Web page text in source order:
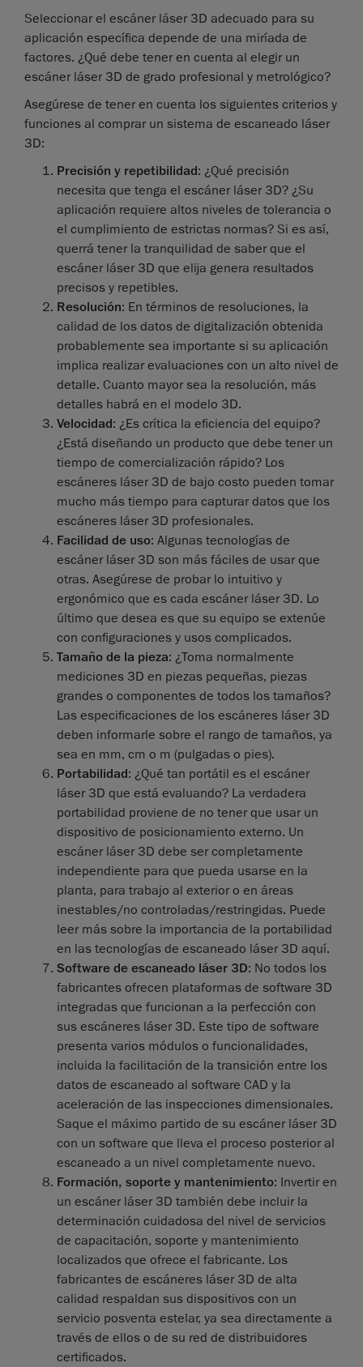
Seleccionar el escáner láser 3D adecuado para su
aplicación específica depende de una miríada de
factores. ¿Qué debe tener en cuenta al elegir un
escáner láser 3D de grado profesional y metrológico?
Asegúrese de tener en cuenta los siguientes criterios y
funciones al comprar un sistema de escaneado láser
3D:
Precisión y repetibilidad: ¿Qué precisión
necesita que tenga el escáner láser 3D? ¿Su
aplicación requiere altos niveles de tolerancia o
el cumplimiento de estrictas normas? Si es así,
querrá tener la tranquilidad de saber que el
escáner láser 3D que elija genera resultados
precisos y repetibles.
Resolución: En términos de resoluciones, la
calidad de los datos de digitalización obtenida
probablemente sea importante si su aplicación
implica realizar evaluaciones con un alto nivel de
detalle. Cuanto mayor sea la resolución, más
detalles habrá en el modelo 3D.
Velocidad: ¿Es crítica la eficiencia del equipo?
¿Está diseñando un producto que debe tener un
tiempo de comercialización rápido? Los
escáneres láser 3D de bajo costo pueden tomar
mucho más tiempo para capturar datos que los
escáneres láser 3D profesionales.
Facilidad de uso: Algunas tecnologías de
escáner láser 3D son más fáciles de usar que
otras. Asegúrese de probar lo intuitivo y
ergonómico que es cada escáner láser 3D. Lo
último que desea es que su equipo se extenúe
con configuraciones y usos complicados.
Tamaño de la pieza: ¿Toma normalmente
mediciones 3D en piezas pequeñas, piezas
grandes o componentes de todos los tamaños?
Las especificaciones de los escáneres láser 3D
deben informarle sobre el rango de tamaños, ya
sea en mm, cm o m (pulgadas o pies).
Portabilidad: ¿Qué tan portátil es el escáner
láser 3D que está evaluando? La verdadera
portabilidad proviene de no tener que usar un
dispositivo de posicionamiento externo. Un
escáner láser 3D debe ser completamente
independiente para que pueda usarse en la
planta, para trabajo al exterior o en áreas
inestables/no controladas/restringidas. Puede
leer más sobre la importancia de la portabilidad
en las tecnologías de escaneado láser 3D aquí.
Software de escaneado láser 3D: No todos los
fabricantes ofrecen plataformas de software 3D
integradas que funcionan a la perfección con
sus escáneres láser 3D. Este tipo de software
presenta varios módulos o funcionalidades,
incluida la facilitación de la transición entre los
datos de escaneado al software CAD y la
aceleración de las inspecciones dimensionales.
Saque el máximo partido de su escáner láser 3D
con un software que lleva el proceso posterior al
escaneado a un nivel completamente nuevo.
Formación, soporte y mantenimiento: Invertir en
un escáner láser 3D también debe incluir la
determinación cuidadosa del nivel de servicios
de capacitación, soporte y mantenimiento
localizados que ofrece el fabricante. Los
fabricantes de escáneres láser 3D de alta
calidad respaldan sus dispositivos con un
servicio posventa estelar, ya sea directamente a
través de ellos o de su red de distribuidores
certificados.